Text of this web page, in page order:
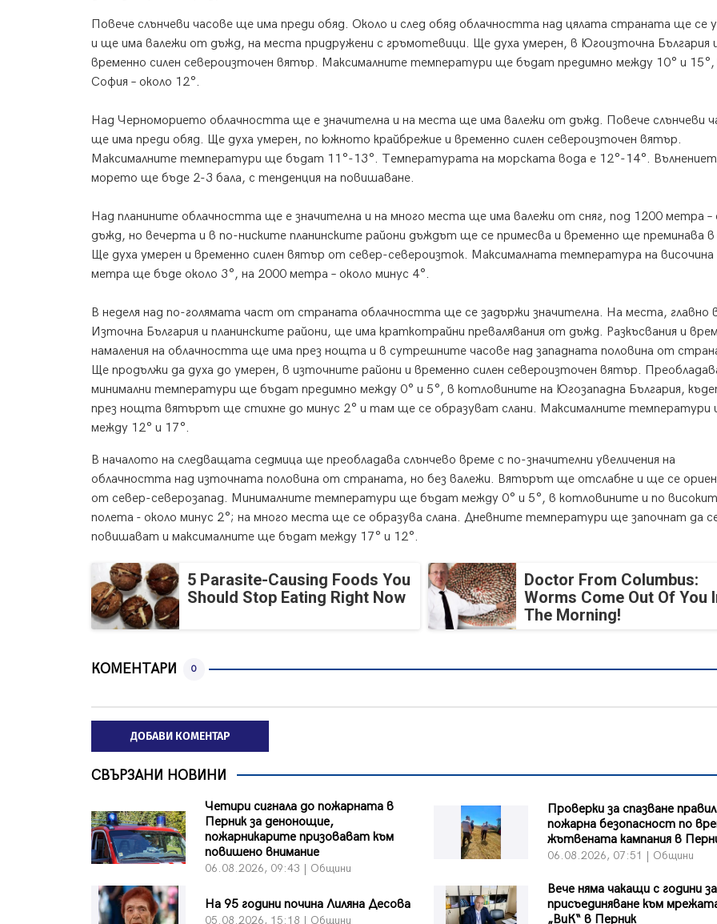
Повече слънчеви часове ще има преди обяд. Около и след обяд облачността над цялата страната ще се
и ще има валежи от дъжд, на места придружени с гръмотевици. Ще духа умерен, в Югоизточна България
временно силен североизточен вятър. Максималните температури ще бъдат предимно между 10° и 15°,
София – около 12°.
Над Черноморието облачността ще е значителна и на места ще има валежи от дъжд. Повече слънчеви
ще има преди обяд. Ще духа умерен, по южното крайбрежие и временно силен североизточен вятър.
Максималните температури ще бъдат 11°-13°. Температурата на морската вода е 12°-14°.
морето ще бъде 2-3 бала, с тенденция на повишаване.
Над планините облачността ще е значителна и на много места ще има валежи от сняг, под 1200 метра
дъжд, но вечерта и в по-ниските планинските райони дъждът ще се примесва и временно ще преминава в
Ще духа умерен и временно силен вятър от север-североизток. Максималната температура на
метра ще бъде около 3°, на 2000 метра – около минус 4°.
В неделя над по-голямата част от страната облачността ще се задържи значителна. На места, главно
Източна България и планинските райони, ще има краткотрайни превалявания от дъжд. Разкъсвания и
намаления на облачността ще има през нощта и в сутрешните часове над западната половина от
Ще продължи да духа до умерен, в източните райони и временно силен североизточен вятър.
минимални температури ще бъдат предимно между 0° и 5°, в котловините на Югозападна България,
през нощта вятърът ще стихне до минус 2° и там ще се образуват слани. Максималните температури
между 12° и 17°.
В началото на следващата седмица ще преобладава слънчево време с по-значителни увеличения на
облачността над източната половина от страната, но без валежи. Вятърът ще отслабне и ще се
от север-северозапад. Минималните температури ще бъдат между 0° и 5°, в котловините и по
полета - около минус 2°; на много места ще се образува слана. Дневните температури ще започнат да
повишават и максималните ще бъдат между 17° и 12°.
5 Parasite-Causing Foods You
Should Stop Eating Right Now
Doctor From Columbus:
Worms Come Out Of You
The Morning!
КОМЕНТАРИ 0
ДОБАВИ КОМЕНТАР
СВЪРЗАНИ НОВИНИ
Четири сигнала до пожарната в
Перник за денонощие,
пожарникарите призовават към
повишено внимание
06.08.2026, 09:43 | Общини
Проверки за спазване
пожарна безопасност по
жътвената кампания в
06.08.2026, 07:51 | Общини
На 95 години почина Лиляна Десова
05.08.2026, 15:18 | Общини
Вече няма чакащи с години за
присъединяване към
„ВиК“ в Перник